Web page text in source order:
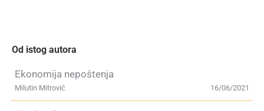
Od istog autora
Ekonomija nepoštenja
16/06/2021
Milutin Mitrović